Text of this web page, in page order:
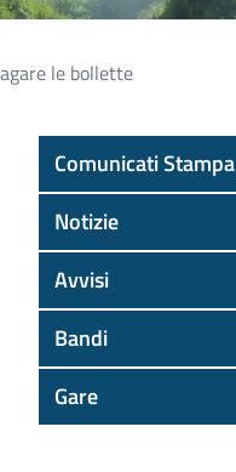
le bollette
Comunicati Stampa
Notizie
Avvisi
Bandi
Gare